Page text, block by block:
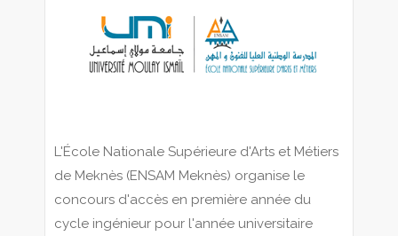
L'École Nationale Supérieure d'Arts et Métiers
de Meknès (ENSAM Meknès) organise le
concours d'accès en première année du
cycle ingénieur pour l'année universitaire